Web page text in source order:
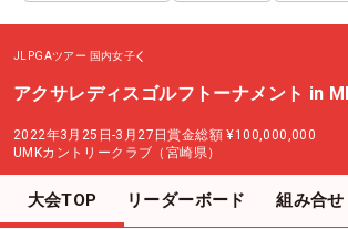
JLPGAツアー 国内女子
アクサレディスゴルフトーナメント in
2022年3月25日-3月27日賞金総額 ¥100,000,000
UMKカントリークラブ（宮崎県）
大会TOP リーダーボード 組み合せ